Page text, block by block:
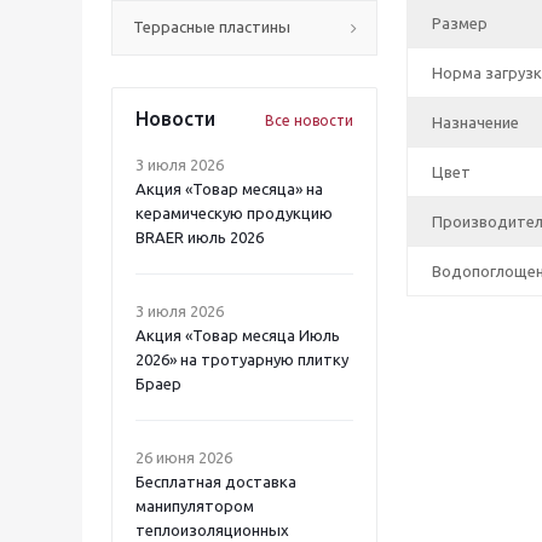
Террасные пластины
Новости Все новости
3 июля 2026
Акция «Товар месяца» на
керамическую продукцию
BRAER июль 2026
3 июля 2026
Акция «Товар месяца Июль
2026» на тротуарную плитку
Браер
26 июня 2026
Бесплатная доставка
манипулятором
теплоизоляционных
Размер
Норма
Назначение
Цвет